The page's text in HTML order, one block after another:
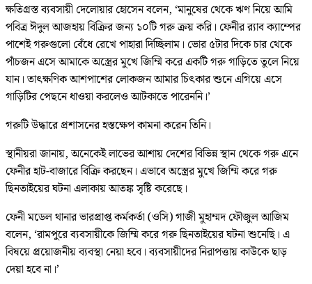
ক্ষতিগ্রস্ত ব্যবসায়ী দেলোয়ার হোসেন বলেন, ‘মানুষের থেকে ঋণ নিয়ে আমি
পবিত্র ঈদুল আজহায় বিক্রির জন্য ১০টি গরু ক্রয় করি। ফেনীর র‌্যাব ক্যাম্পের
পাশেই গরুগুলো বেঁধে রেখে পাহারা দিচ্ছিলাম। ভোর ৫টার দিকে চার থেকে
পাঁচজন এসে আমাকে অস্ত্রের মুখে জিম্মি করে একটি গরু গাড়িতে তুলে নিয়ে
যান। তাৎক্ষণিক আশপাশের লোকজন আমার চিৎকার শুনে এগিয়ে এসে
গাড়িটির পেছনে ধাওয়া করলেও আটকাতে পারেননি।’
গরুটি উদ্ধারে প্রশাসনের হস্তক্ষেপ কামনা করেন তিনি।
স্থানীয়রা জানায়, অনেকেই লাভের আশায় দেশের বিভিন্ন স্থান থেকে গরু এনে
ফেনীর হাট-বাজারে বিক্রি করছেন। এভাবে অস্ত্রের মুখে জিম্মি করে গরু
ছিনতাইয়ের ঘটনা এলাকায় আতঙ্ক সৃষ্টি করেছে।
ফেনী মডেল থানার ভারপ্রাপ্ত কর্মকর্তা (ওসি) গাজী মুহাম্মদ ফৌজুল আজিম
বলেন, ‘রামপুরে ব্যবসায়ীকে জিম্মি করে গরু ছিনতাইয়ের ঘটনা শুনেছি। এ
বিষয়ে প্রয়োজনীয় ব্যবস্থা নেয়া হবে। ব্যবসায়ীদের নিরাপত্তায় কাউকে ছাড়
দেয়া হবে না।’